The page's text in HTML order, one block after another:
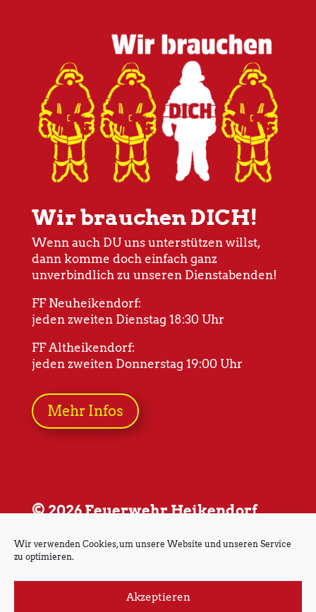
Wir verwenden Cookies, um unsere Website und unseren Service
zu optimieren.
Akzeptieren
Wir brauchen DICH!
Wenn auch DU uns unterstützen willst,
dann komme doch einfach ganz
unverbindlich zu unseren Dienstabenden!
FF Neuheikendorf:
jeden zweiten Dienstag 18:30 Uhr
FF Altheikendorf:
jeden zweiten Donnerstag 19:00 Uhr
Mehr Infos
© 2026 Feuerwehr Heikendorf
Impressum Datenschutz